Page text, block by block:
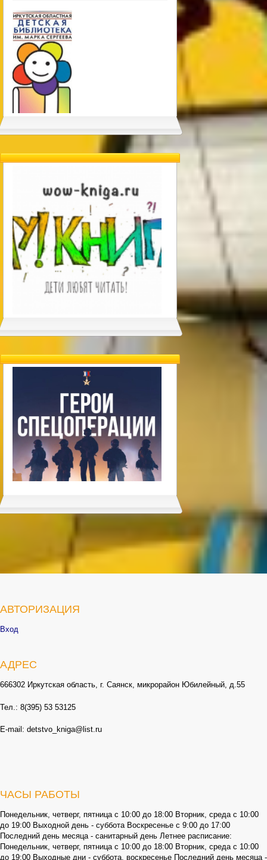
АВТОРИЗАЦИЯ
Вход
АДРЕС
666302 Иркутская область, г. Саянск, микрорайон Юбилейный, д.55
Тел.: 8(395) 53 53125
E-mail: detstvo_kniga@list.ru
ЧАСЫ РАБОТЫ
Понедельник, четверг, пятница с 10:00 до 18:00 Вторник, среда с 10:00
до 19:00 Выходной день - суббота Воскресенье с 9:00 до 17:00
Последний день месяца - санитарный день Летнее расписание:
Понедельник, четверг, пятница с 10:00 до 18:00 Вторник, среда с 10:00
до 19:00 Выходные дни - суббота, воскресенье Последний день месяца -